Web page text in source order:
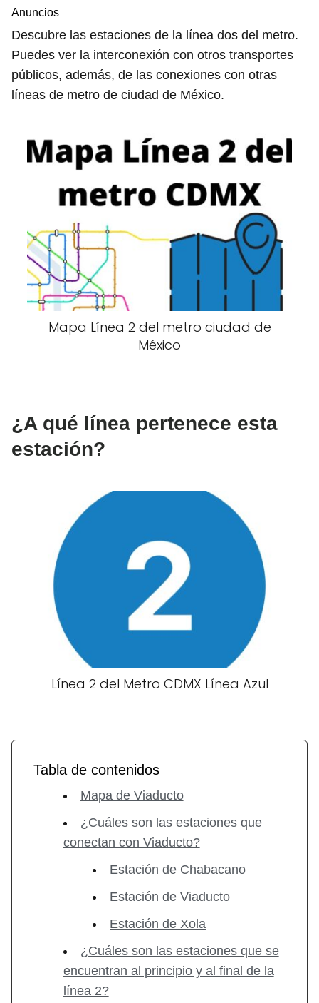
Anuncios
Descubre las estaciones de la línea dos del metro.
Puedes ver la interconexión con otros transportes
públicos, además, de las conexiones con otras
líneas de metro de ciudad de México.
Mapa Línea 2 del metro ciudad de
México
¿A qué línea pertenece esta
estación?
Línea 2 del Metro CDMX Línea Azul
Tabla de contenidos
Mapa de Viaducto
¿Cuáles son las estaciones que
conectan con Viaducto?
Estación de Chabacano
Estación de Viaducto
Estación de Xola
¿Cuáles son las estaciones que se
encuentran al principio y al final de la
línea 2?